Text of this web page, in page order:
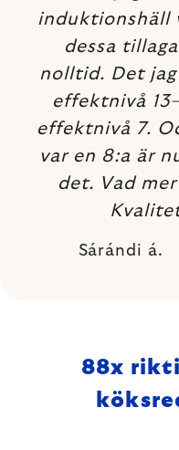
induktionshäll
dessa
nolltid. Det
effektnivå
effektnivå 7.
var en 8:a är
det. Vad
Sárándi á.
88x